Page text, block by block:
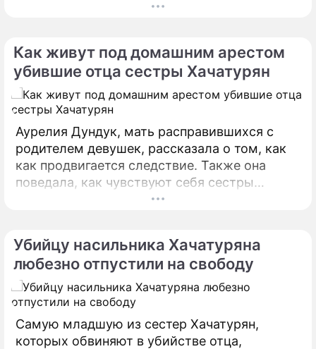
выписать старшую девушку из жилья. По
Хачатуряна уже подобным образом
добилась выписки из своей квартиры
матери самих девушек и их старшего брата.
Как живут под домашним арестом
убившие отца сестры Хачатурян
Аурелия Дундук, мать расправившихся с
родителем девушек, рассказала о том, как
как продвигается следствие. Также она
поведала, как чувствуют себя сестры
Хачатурян. Мосгорсуд 17 октября
Убийцу насильника Хачатуряна
любезно отпустили на свободу
Самую младшую из сестер Хачатурян,
которых обвиняют в убийстве отца,